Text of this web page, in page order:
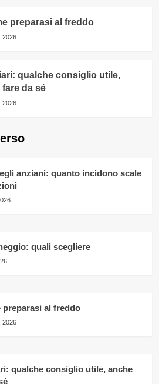
preparasi al freddo
2026
qualche consiglio utile,
da sé
2026
anziani: quanto incidono scale
quali scegliere
al freddo
2026
qualche consiglio utile, anche